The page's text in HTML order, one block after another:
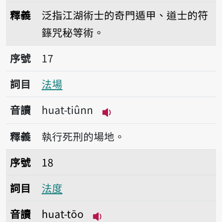
釋義
泛指江湖術士的奇門遁甲、道士的符
籙咒秘等術。
序號17法場
序號
17
詞目
法場
音讀
huat-tiûnn
播放音讀huat-tiûnn
釋義
執行死刑的場地。
序號18法度
序號
18
詞目
法度
音讀
huat-tōo